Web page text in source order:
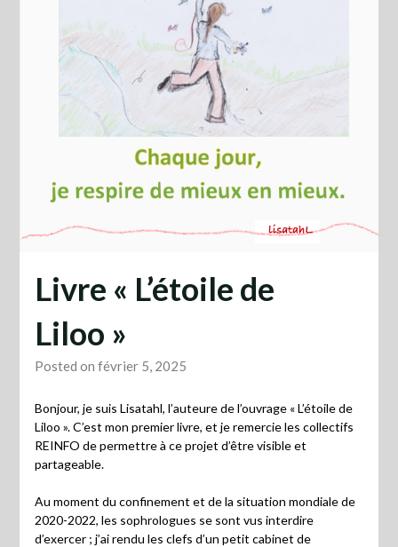
Livre « L’étoile de
Liloo »
Posted on février 5, 2025
Bonjour, je suis Lisatahl, l’auteure de l’ouvrage « L’étoile de
Liloo ». C’est mon premier livre, et je remercie les collectifs
REINFO de permettre à ce projet d’être visible et
partageable.
Au moment du confinement et de la situation mondiale de
2020-2022, les sophrologues se sont vus interdire
d’exercer ; j’ai rendu les clefs d’un petit cabinet de